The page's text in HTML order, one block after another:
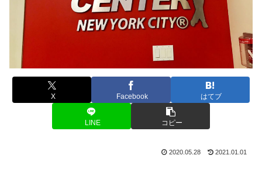
X Facebook はてブ
LINE コピー
2020.05.28 2021.01.01